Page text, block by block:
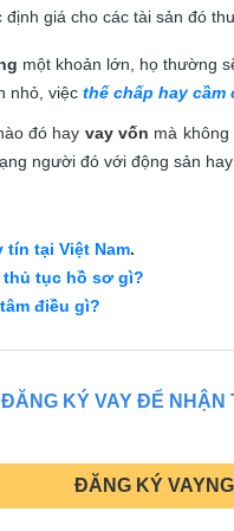
giá cho các tài sản đó
một khoản lớn, họ thường
nhỏ, việc thế chấp hay cầm
đó hay vay vốn mà
người đó với động sản hay
tín tại Việt Nam.
tục hồ sơ gì?
điều gì?
ĐĂNG KÝ VAY ĐỂ NHẬN
ĐĂNG KÝ